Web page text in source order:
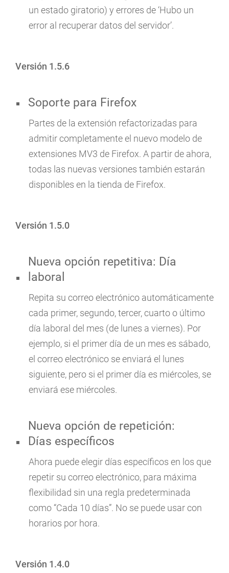
un estado giratorio) y errores de ‘Hubo un
error al recuperar datos del servidor’.
Versión 1.5.6
Soporte para Firefox
Partes de la extensión refactorizadas para
admitir completamente el nuevo modelo de
extensiones MV3 de Firefox. A partir de ahora,
todas las nuevas versiones también estarán
disponibles en la tienda de Firefox.
Versión 1.5.0
Nueva opción repetitiva: Día
laboral
Repita su correo electrónico automáticamente
cada primer, segundo, tercer, cuarto o último
día laboral del mes (de lunes a viernes). Por
ejemplo, si el primer día de un mes es sábado,
el correo electrónico se enviará el lunes
siguiente, pero si el primer día es miércoles, se
enviará ese miércoles.
Nueva opción de repetición:
Días específicos
Ahora puede elegir días específicos en los que
repetir su correo electrónico, para máxima
flexibilidad sin una regla predeterminada
como “Cada 10 días”. No se puede usar con
horarios por hora.
Versión 1.4.0